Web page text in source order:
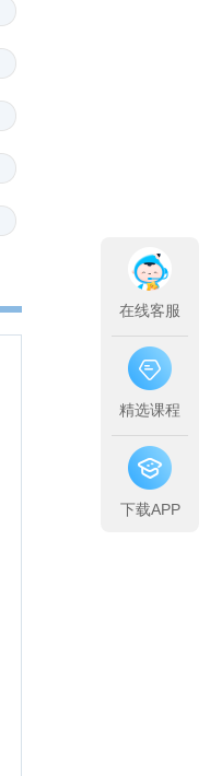
在线客服
精选课程
下载APP